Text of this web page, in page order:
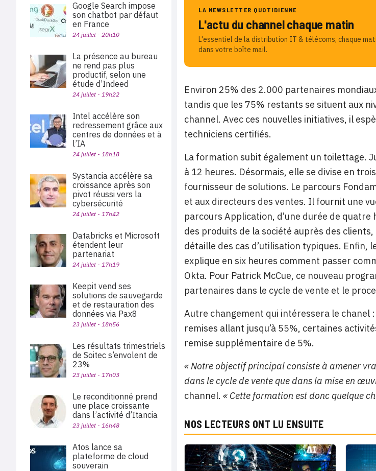
LA NEWSLETTER QUOTIDIENNE
L'actu du channel chaque matin
L'essentiel de la distribution IT & télécoms, chaque
dans votre boîte mail.
Environ 25% des 2.000 partenaires
tandis que les 75% restants se situent aux
channel. Avec ces nouvelles initiatives, il
techniciens certifiés.
La formation subit également un toilettage.
à 12 heures. Désormais, elle se divise en
fournisseur de solutions. Le parcours
et aux directeurs des ventes. Il fournit une
parcours Application, d’une durée de
des produits de la société auprès des
détaille des cas d’utilisation typiques. Enfin,
explique en six heures comment passer
Okta. Pour Patrick McCue, ce nouveau
partenaires dans le cycle de vente et le
Autre changement qui intéressera le chanel
remises allant jusqu’à 55%, certaines
remise supplémentaire de 5%.
« Notre objectif principal consiste à amener
dans le cycle de vente que dans la mise en
channel. « Cette formation est donc quelque
NOS LECTEURS ONT LU ENSUITE
Google Search impose
son chatbot par défaut
en France
24 juillet - 20h10
La présence au bureau
ne rend pas plus
productif, selon une
étude d’Indeed
24 juillet - 19h22
Intel accélère son
redressement grâce aux
centres de données et à
l’IA
24 juillet - 18h18
Systancia accélère sa
croissance après son
pivot réussi vers la
cybersécurité
24 juillet - 17h42
Databricks et Microsoft
étendent leur
partenariat
24 juillet - 17h19
Keepit vend ses
solutions de sauvegarde
et de restauration des
données via Pax8
23 juillet - 18h56
Les résultats trimestriels
de Soitec s’envolent de
23%
23 juillet - 17h03
Le reconditionné prend
une place croissante
dans l’activité d’Itancia
23 juillet - 16h48
Atos lance sa
plateforme de cloud
souverain